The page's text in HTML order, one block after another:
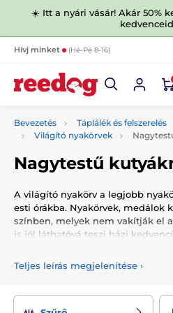
☀️ Itt a nyári vásár! Akár 50%
Hívj minket (Hé-Pé 8-16)
Bevezetés Táplálék és felszerelés
Világító nyakörvek
Nagytestű
A világító nyakörv a legjobb
esti órákba. Nyakörvek, medálok
színben, melyek nem vakítják el
is jól láthatóvá teszi házi
1Miért fontos a világító
A nyakörv megbízhatóan védi
Teljes leírás megjelenítése ›